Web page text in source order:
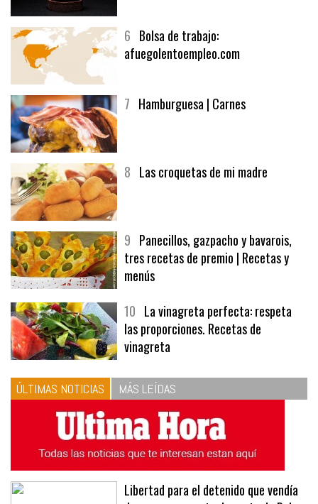
6Bolsa de trabajo:
9Panecillos, gazpacho y bavarois,
tres recetas de premio | Recetas y
menús
10La vinagreta perfecta: respeta
las proporciones. Recetas de
vinagreta
ÚLTIMAS NOTICIAS MÁS LEÍDAS